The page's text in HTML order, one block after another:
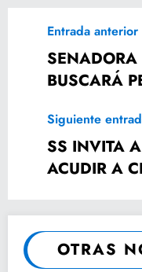
Entrada anterior
BUSCARÁ
Siguiente
SS INVITA
ACUDIR A
PREVENIR
OTRAS